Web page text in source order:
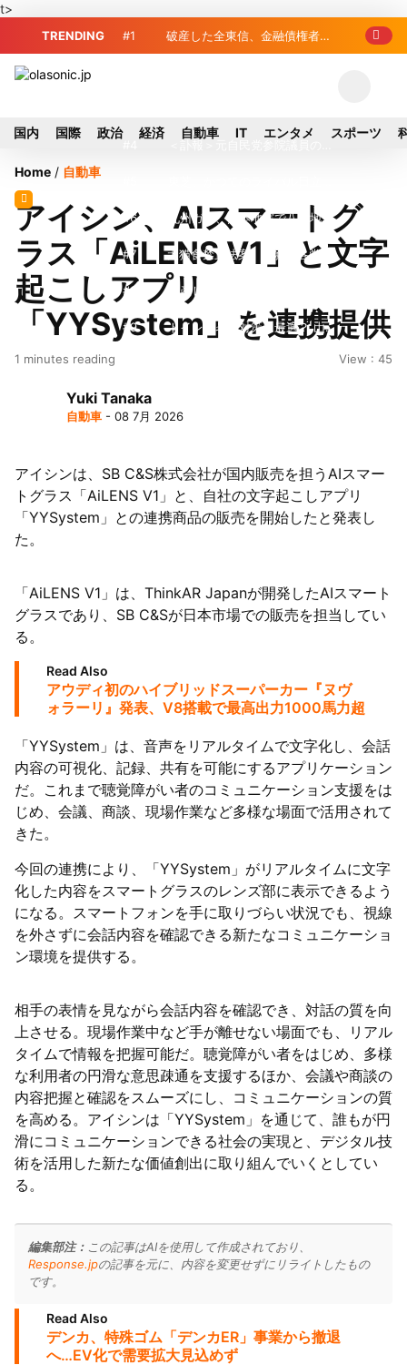
t>
TRENDING #1 破産した全東信、金融債権者リ
の真紀子氏
元社長が取締役に就任—再上場に向け視
界良好
#6 九州ガス、熊本地震で八代地区
のガス供給停止 「2次災害防止」を理
由に
#7 犬猫食禁止法案、維新が各党と
調整 中華料理店の提供に懸念
#8 破産した全東信、最大債権者は
近畿産業信組の219億円 地銀やノンバ
#9 トイレの暑さ対策に最適？ 山善
イト」を試してみた
「全東信」債権者リスト公開、金融機関
国内 国際 政治 経済 自動車 IT エンタメ スポーツ
Home / 自動車
アイシン、AIスマートグ
ラス「AiLENS V1」と文字
起こしアプリ
「YYSystem」を連携提供
1 minutes reading View : 45
Yuki Tanaka
自動車 - 08 7月 2026
アイシンは、SB C&S株式会社が国内販売を担うAIスマー
トグラス「AiLENS V1」と、自社の文字起こしアプリ
「YYSystem」との連携商品の販売を開始したと発表し
た。
「AiLENS V1」は、ThinkAR Japanが開発したAIスマート
グラスであり、SB C&Sが日本市場での販売を担当してい
る。
Read Also
アウディ初のハイブリッドスーパーカー『ヌヴ
ォラーリ』発表、V8搭載で最高出力1000馬力超
「YYSystem」は、音声をリアルタイムで文字化し、会話
内容の可視化、記録、共有を可能にするアプリケーション
だ。これまで聴覚障がい者のコミュニケーション支援をは
じめ、会議、商談、現場作業など多様な場面で活用されて
きた。
今回の連携により、「YYSystem」がリアルタイムに文字
化した内容をスマートグラスのレンズ部に表示できるよう
になる。スマートフォンを手に取りづらい状況でも、視線
を外さずに会話内容を確認できる新たなコミュニケーショ
ン環境を提供する。
相手の表情を見ながら会話内容を確認でき、対話の質を向
上させる。現場作業中など手が離せない場面でも、リアル
タイムで情報を把握可能だ。聴覚障がい者をはじめ、多様
な利用者の円滑な意思疎通を支援するほか、会議や商談の
内容把握と確認をスムーズにし、コミュニケーションの質
を高める。アイシンは「YYSystem」を通じて、誰もが円
滑にコミュニケーションできる社会の実現と、デジタル技
術を活用した新たな価値創出に取り組んでいくとしてい
る。
編集部注： この記事はAIを使用して作成されており、
Response.jpの記事を元に、内容を変更せずにリライトしたもの
です。
Read Also
デンカ、特殊ゴム「デンカER」事業から撤退
へ…EV化で需要拡大見込めず